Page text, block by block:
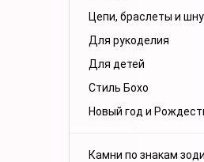
Цепи, браслеты и
Для рукоделия
Для детей
Стиль Бохо
Новый год и
Камни по знакам